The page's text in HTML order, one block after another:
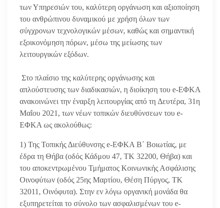
των Υπηρεσιών του, καλύτερη οργάνωση και αξιοποίηση
του ανθρώπινου δυναμικού με χρήση όλων των
σύγχρονων τεχνολογικών μέσων, καθώς και σημαντική
εξοικονόμηση πόρων, μέσω της μείωσης των
λειτουργικών εξόδων.
Στο πλαίσιο της καλύτερης οργάνωσης και
απλούστευσης των διαδικασιών, η διοίκηση του e-ΕΦΚΑ
ανακοινώνει την έναρξη λειτουργίας από τη Δευτέρα, 31η
Μαΐου 2021, των νέων τοπικών διευθύνσεων του e-
ΕΦΚΑ ως ακολούθως:
1) Της Τοπικής Διεύθυνσης e-ΕΦΚΑ Β΄ Βοιωτίας, με
έδρα τη Θήβα (οδός Κάδμου 47, ΤΚ 32200, Θήβα) και
του αποκεντρωμένου Τμήματος Κοινωνικής Ασφάλισης
Οινοφύτων (οδός 25ης Μαρτίου, Θέση Πύργος, ΤΚ
32011, Οινόφυτα). Στην εν λόγω οργανική μονάδα θα
εξυπηρετείται το σύνολο των ασφαλισμένων του e-